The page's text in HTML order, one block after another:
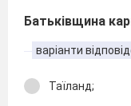
Батьківщина
варіанти
Таїланд;